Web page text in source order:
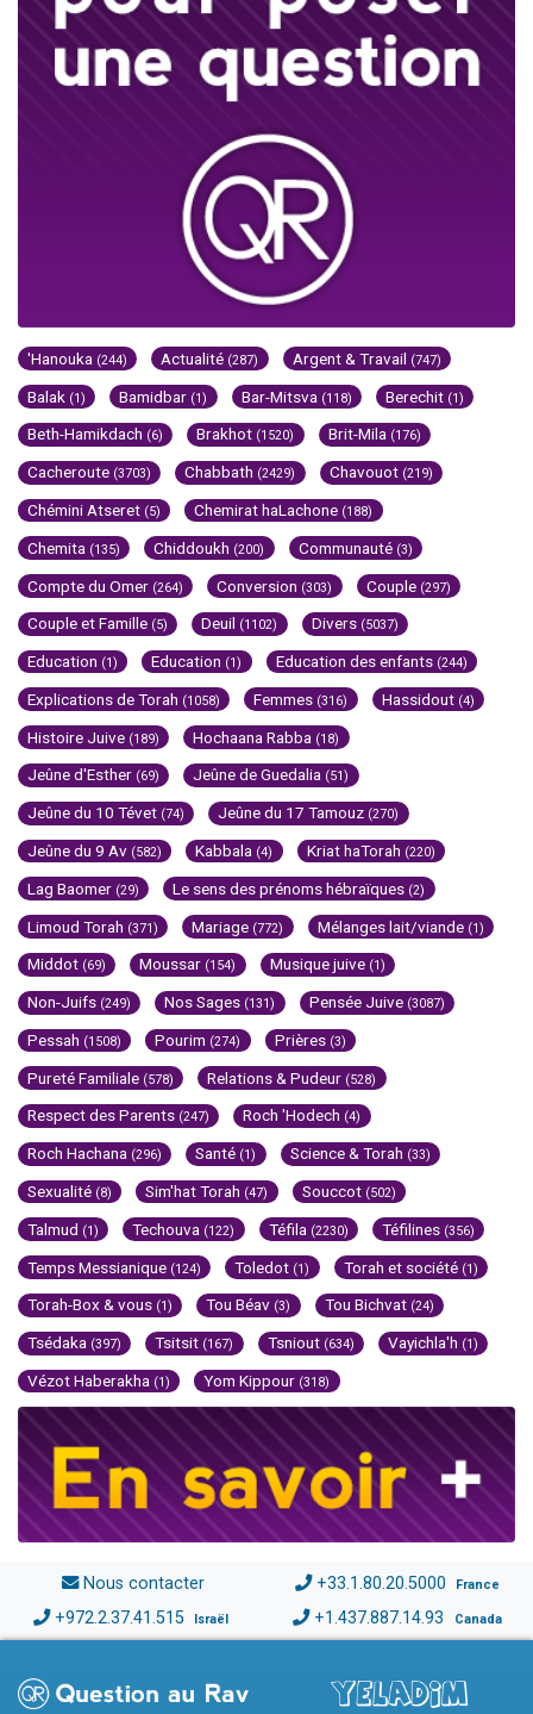
'Hanouka (244) Actualité (287) Argent & Travail (747)
Balak (1) Bamidbar (1) Bar-Mitsva (118) Berechit (1)
Beth-Hamikdach (6) Brakhot (1520) Brit-Mila (176)
Cacheroute (3703) Chabbath (2429) Chavouot (219)
Chémini Atseret (5) Chemirat haLachone (188)
Chemita (135) Chiddoukh (200) Communauté (3)
Compte du Omer (264) Conversion (303) Couple (297)
Couple et Famille (5) Deuil (1102) Divers (5037)
Education (1) Education (1) Education des enfants (244)
Explications de Torah (1058) Femmes (316) Hassidout (4)
Histoire Juive (189) Hochaana Rabba (18)
Jeûne d'Esther (69) Jeûne de Guedalia (51)
Jeûne du 10 Tévet (74) Jeûne du 17 Tamouz (270)
Jeûne du 9 Av (582) Kabbala (4) Kriat haTorah (220)
Lag Baomer (29) Le sens des prénoms hébraïques (2)
Limoud Torah (371) Mariage (772) Mélanges lait/viande (1)
Middot (69) Moussar (154) Musique juive (1)
Non-Juifs (249) Nos Sages (131) Pensée Juive (3087)
Pessah (1508) Pourim (274) Prières (3)
Pureté Familiale (578) Relations & Pudeur (528)
Respect des Parents (247) Roch 'Hodech (4)
Roch Hachana (296) Santé (1) Science & Torah (33)
Sexualité (8) Sim'hat Torah (47) Souccot (502)
Talmud (1) Techouva (122) Téfila (2230) Téfilines (356)
Temps Messianique (124) Toledot (1) Torah et société (1)
Torah-Box & vous (1) Tou Béav (3) Tou Bichvat (24)
Tsédaka (397) Tsitsit (167) Tsniout (634) Vayichla'h (1)
Vézot Haberakha (1) Yom Kippour (318)
Nous contacter +33.1.80.20.5000 France
+972.2.37.41.515 Israël +1.437.887.14.93 Canada